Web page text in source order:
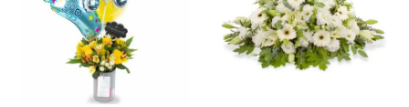
Arreglos florales para dar agradecimiento
Arreglos Florales para Defunciones